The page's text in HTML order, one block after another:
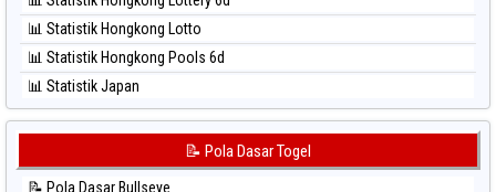
⚽ Bola Hitam Sydney
⚽ Bola Hitam Sydney Lottery
⚽ Bola Hitam Sydney Lottery 6d
⚽ Bola Hitam Sydney Lotto
⚽ Bola Hitam Taiwan
📊 Statistik Hongkong Lotto
📊 Statistik Hongkong Pools 6d
📊 Statistik Japan
📊 Statistik Japan 6d
📊 Statistik Kuda Lari
📝 Pola Dasar Togel
📝 Pola Dasar Bullseye